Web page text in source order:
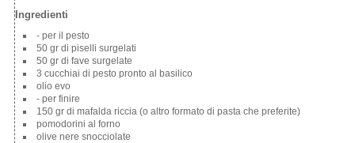
Ingredienti
- per il pesto
50 gr di piselli surgelati
50 gr di fave surgelate
3 cucchiai di pesto pronto al basilico
olio evo
- per finire
150 gr di mafalda riccia (o altro formato di pasta che preferite)
pomodorini al forno
olive nere snocciolate